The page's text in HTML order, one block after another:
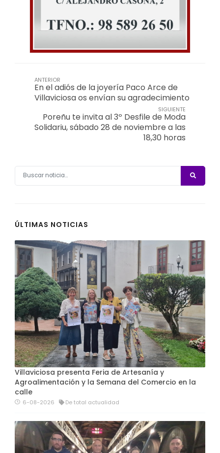
ANTERIOR
En el adiós de la joyería Paco Arce de
Villaviciosa os envían su agradecimiento
SIGUIENTE
Poreñu te invita al 3º Desfile de Moda
Solidariu, sábado 28 de noviembre a las
18,30 horas
ÚLTIMAS NOTICIAS
Villaviciosa presenta Feria de Artesanía y
Agroalimentación y la Semana del Comercio en la
calle
6-08-2026 De total actualidad